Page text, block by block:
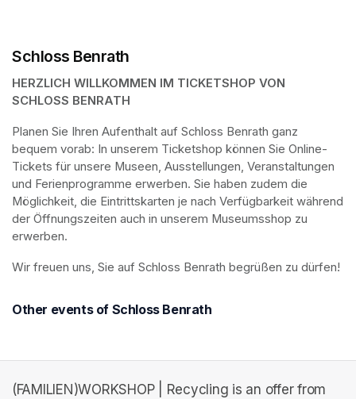
Schloss Benrath
HERZLICH WILLKOMMEN IM TICKETSHOP VON
SCHLOSS BENRATH
Planen Sie Ihren Aufenthalt auf Schloss Benrath ganz
bequem vorab: In unserem Ticketshop können Sie Online-
Tickets für unsere Museen, Ausstellungen, Veranstaltungen
und Ferienprogramme erwerben. Sie haben zudem die
Möglichkeit, die Eintrittskarten je nach Verfügbarkeit während
der Öffnungszeiten auch in unserem Museumsshop zu
erwerben.
Wir freuen uns, Sie auf Schloss Benrath begrüßen zu dürfen!
Other events of Schloss Benrath
(FAMILIEN)WORKSHOP | Recycling is an offer from